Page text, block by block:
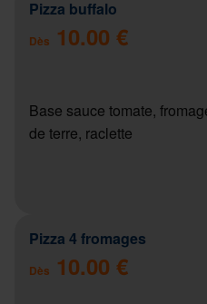
Pizza buffalo
Dès 10.00 €
Base sauce tomate,
de terre, raclette
Pizza 4 fromages
Dès 10.00 €